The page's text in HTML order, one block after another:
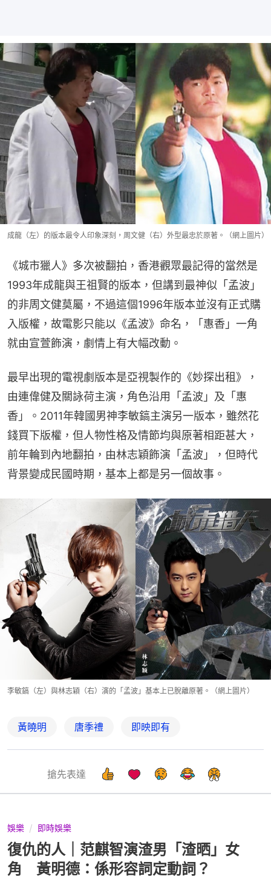
成龍（左）的版本最令人印象深刻，周文健（右）外型最忠於原著。（網上圖片）
《城市獵人》多次被翻拍，香港觀眾最記得的當然是
1993年成龍與王祖賢的版本，但講到最神似「孟波」
的非周文健莫屬，不過這個1996年版本並沒有正式購
入版權，故電影只能以《孟波》命名，「惠香」一角
就由宣萱飾演，劇情上有大幅改動。
最早出現的電視劇版本是亞視製作的《妙探出租》，
由連偉健及關詠荷主演，角色沿用「孟波」及「惠
香」。2011年韓國男神李敏鎬主演另一版本，雖然花
錢買下版權，但人物性格及情節均與原著相距甚大，
前年輪到內地翻拍，由林志穎飾演「孟波」，但時代
背景變成民國時期，基本上都是另一個故事。
李敏鎬（左）與林志穎（右）演的「孟波」基本上已脫離原著。（網上圖片）
黃曉明 唐季禮 即映即有
搶先表達
娛樂 即時娛樂
復仇的人｜范麒智演渣男「渣晒」女
角 黃明德：係形容詞定動詞？